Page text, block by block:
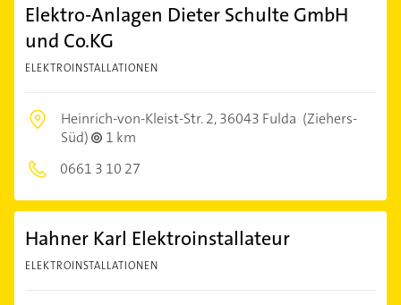
Elektro-Anlagen Dieter Schulte GmbH
und Co.KG
ELEKTROINSTALLATIONEN
Heinrich-von-Kleist-Str. 2,36043 Fulda (Ziehers-
Süd)
1 km
0661 3 10 27
Hahner Karl Elektroinstallateur
ELEKTROINSTALLATIONEN